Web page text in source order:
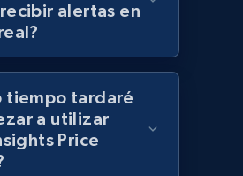
Images, Final price,
Initial price, and more.
Comenzar ahora
- Collect data on
alertas en
tiempo tardaré
a utilizar
Price